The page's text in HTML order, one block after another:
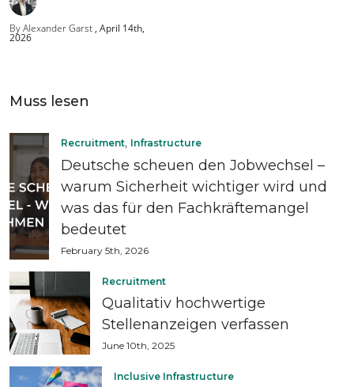
By Alexander Garst April 14th,
2026
Muss lesen
Recruitment, Infrastructure
Deutsche scheuen den Jobwechsel –
warum Sicherheit wichtiger wird und
was das für den Fachkräftemangel
bedeutet
February 5th, 2026
Recruitment
Qualitativ hochwertige
Stellenanzeigen verfassen
June 10th, 2025
Inclusive Infrastructure